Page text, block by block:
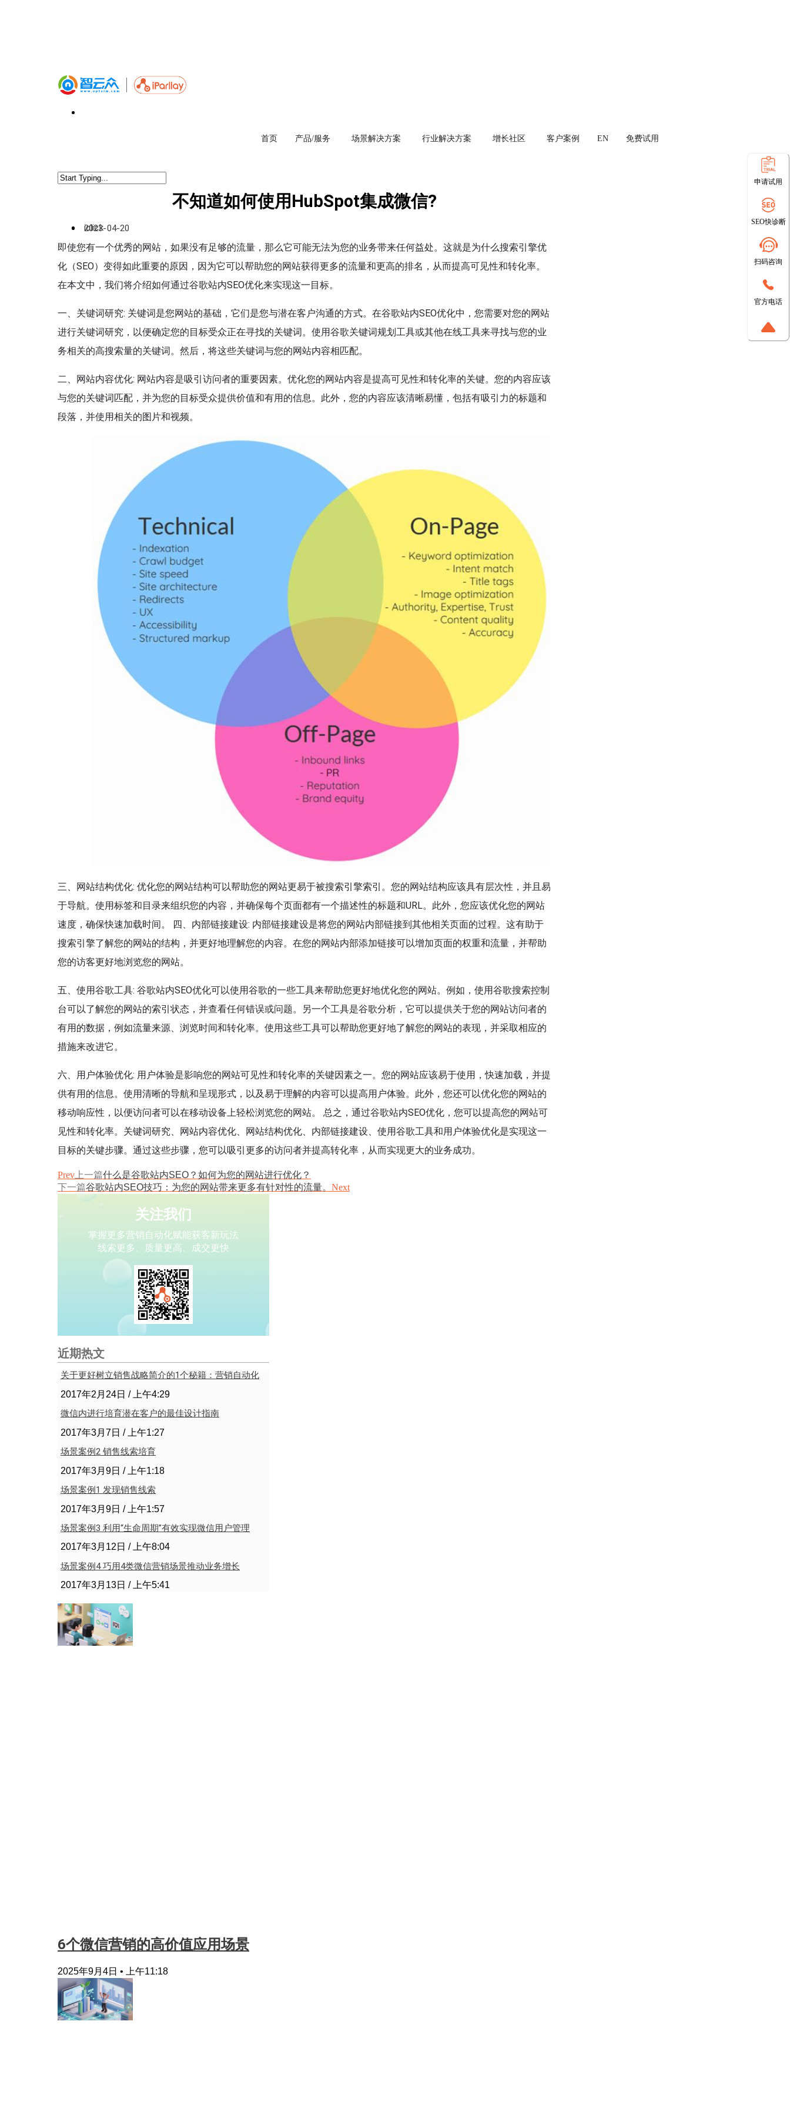
首页 产品/服务 场景解决方案 行业解决方案 增长社区 客户案例 EN 免费试用
不知道如何使用HubSpot集成微信?
iclick
2023-04-20
即使您有一个优秀的网站，如果没有足够的流量，那么它可能无法为您的业务带来任何益处。这就是为什么搜索引擎优
化（SEO）变得如此重要的原因，因为它可以帮助您的网站获得更多的流量和更高的排名，从而提高可见性和转化率。
在本文中，我们将介绍如何通过谷歌站内SEO优化来实现这一目标。
一、关键词研究: 关键词是您网站的基础，它们是您与潜在客户沟通的方式。在谷歌站内SEO优化中，您需要对您的网站
进行关键词研究，以便确定您的目标受众正在寻找的关键词。使用谷歌关键词规划工具或其他在线工具来寻找与您的业
务相关的高搜索量的关键词。然后，将这些关键词与您的网站内容相匹配。
二、网站内容优化: 网站内容是吸引访问者的重要因素。优化您的网站内容是提高可见性和转化率的关键。您的内容应该
与您的关键词匹配，并为您的目标受众提供价值和有用的信息。此外，您的内容应该清晰易懂，包括有吸引力的标题和
段落，并使用相关的图片和视频。
三、网站结构优化: 优化您的网站结构可以帮助您的网站更易于被搜索引擎索引。您的网站结构应该具有层次性，并且易
于导航。使用标签和目录来组织您的内容，并确保每个页面都有一个描述性的标题和URL。此外，您应该优化您的网站
速度，确保快速加载时间。 四、内部链接建设: 内部链接建设是将您的网站内部链接到其他相关页面的过程。这有助于
搜索引擎了解您的网站的结构，并更好地理解您的内容。在您的网站内部添加链接可以增加页面的权重和流量，并帮助
您的访客更好地浏览您的网站。
五、使用谷歌工具: 谷歌站内SEO优化可以使用谷歌的一些工具来帮助您更好地优化您的网站。例如，使用谷歌搜索控制
台可以了解您的网站的索引状态，并查看任何错误或问题。另一个工具是谷歌分析，它可以提供关于您的网站访问者的
有用的数据，例如流量来源、浏览时间和转化率。使用这些工具可以帮助您更好地了解您的网站的表现，并采取相应的
措施来改进它。
六、用户体验优化: 用户体验是影响您的网站可见性和转化率的关键因素之一。您的网站应该易于使用，快速加载，并提
供有用的信息。使用清晰的导航和呈现形式，以及易于理解的内容可以提高用户体验。此外，您还可以优化您的网站的
移动响应性，以便访问者可以在移动设备上轻松浏览您的网站。 总之，通过谷歌站内SEO优化，您可以提高您的网站可
见性和转化率。关键词研究、网站内容优化、网站结构优化、内部链接建设、使用谷歌工具和用户体验优化是实现这一
目标的关键步骤。通过这些步骤，您可以吸引更多的访问者并提高转化率，从而实现更大的业务成功。
Prev 上一篇什么是谷歌站内SEO？如何为您的网站进行优化？
下一篇谷歌站内SEO技巧：为您的网站带来更多有针对性的流量。 Next
关注我们
掌握更多营销自动化赋能获客新玩法
线索更多、质量更高、成交更快
近期热文
关于更好树立销售战略简介的1个秘籍：营销自动化
2017年2月24日 上午4:29
微信内进行培育潜在客户的最佳设计指南
2017年3月7日 上午1:27
场景案例2 销售线索培育
2017年3月9日 上午1:18
场景案例1 发现销售线索
2017年3月9日 上午1:57
场景案例3 利用“生命周期”有效实现微信用户管理
2017年3月12日 上午8:04
场景案例4 巧用4类微信营销场景推动业务增长
2017年3月13日 上午5:41
6个微信营销的高价值应用场景
2025年9月4日 上午11:18
申请试用
SEO快诊断
扫码咨询
官方电话